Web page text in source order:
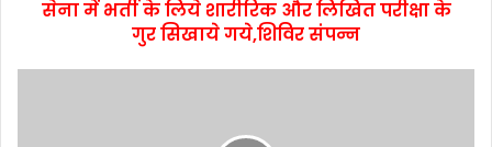
सेना में भर्ती के लिये शारीरिक और लिखित परीक्षा के
गुर सिखाये गये,शिविर संपन्न